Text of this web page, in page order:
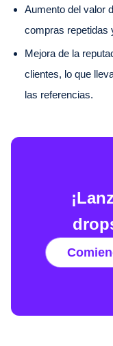
Aumento del valor
compras repetidas
Mejora de la
clientes, lo que
las referencias.